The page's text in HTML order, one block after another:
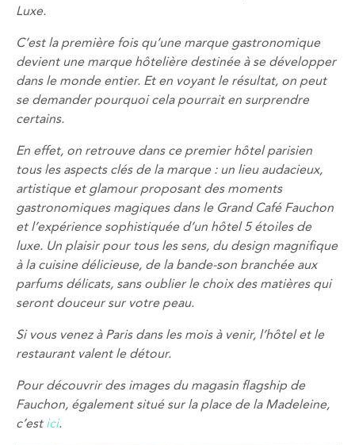
Luxe.
C’est la première fois qu’une marque gastronomique
devient une marque hôtelière destinée à se développer
dans le monde entier. Et en voyant le résultat, on peut
se demander pourquoi cela pourrait en surprendre
certains.
En effet, on retrouve dans ce premier hôtel parisien
tous les aspects clés de la marque : un lieu audacieux,
artistique et glamour proposant des moments
gastronomiques magiques dans le Grand Café Fauchon
et l’expérience sophistiquée d’un hôtel 5 étoiles de
luxe. Un plaisir pour tous les sens, du design magnifique
à la cuisine délicieuse, de la bande-son branchée aux
parfums délicats, sans oublier le choix des matières qui
seront douceur sur votre peau.
Si vous venez à Paris dans les mois à venir, l’hôtel et le
restaurant valent le détour.
Pour découvrir des images du magasin flagship de
Fauchon, également situé sur la place de la Madeleine,
c’est ici.